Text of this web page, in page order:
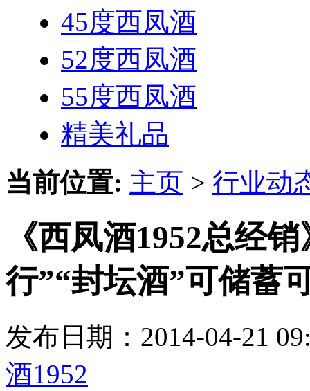
45度西凤酒
52度西凤酒
55度西凤酒
精美礼品
当前位置: 主页 > 行业动
《西凤酒1952总经
行”“封坛酒”可储蓄
发布日期：2014-04-21
酒1952